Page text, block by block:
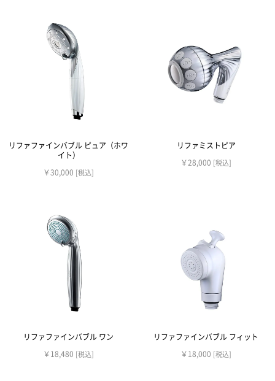
リファファインバブル ピュア（ホワ
イト）
￥30,000 [税込]
リファミストピア
￥28,000 [税込]
リファファインバブル ワン
￥18,480 [税込]
リファファインバブル フィット
￥18,000 [税込]